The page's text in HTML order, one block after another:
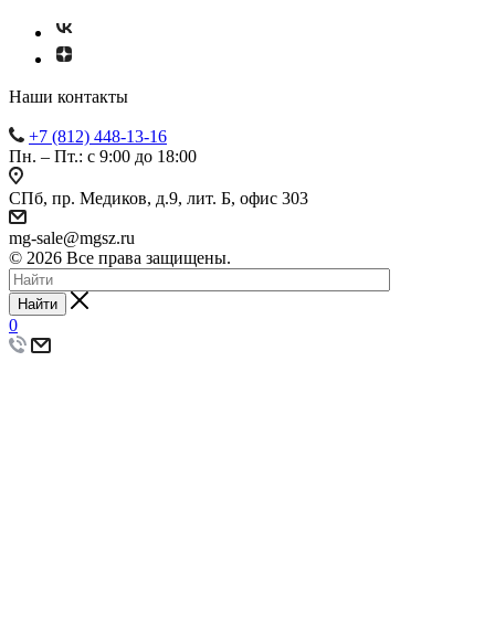
Наши контакты
+7 (812) 448-13-16
Пн. – Пт.: с 9:00 до 18:00
СПб, пр. Медиков, д.9, лит. Б, офис 303
mg-sale@mgsz.ru
© 2026 Все права защищены.
Найти
0